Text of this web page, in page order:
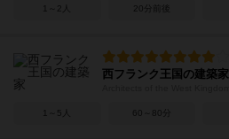
1～2人 20分前後
西フランク王国の建築家
1～5人 60～80分